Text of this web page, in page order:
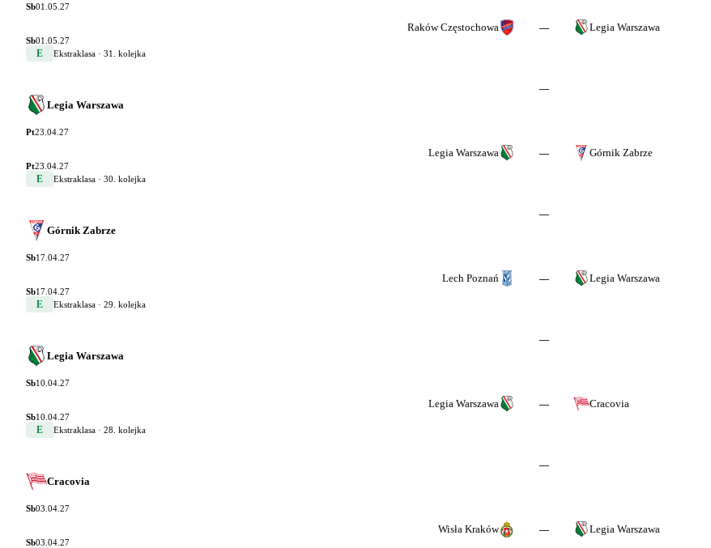
Sb01.05.27
Raków Częstochowa — Legia Warszawa
Sb01.05.27
E Ekstraklasa · 31. kolejka
—
Legia Warszawa
Pt23.04.27
Legia Warszawa — Górnik Zabrze
Pt23.04.27
E Ekstraklasa · 30. kolejka
—
Górnik Zabrze
Sb17.04.27
Lech Poznań — Legia Warszawa
Sb17.04.27
E Ekstraklasa · 29. kolejka
—
Legia Warszawa
Sb10.04.27
Legia Warszawa — Cracovia
Sb10.04.27
E Ekstraklasa · 28. kolejka
—
Cracovia
Sb03.04.27
Wisła Kraków — Legia Warszawa
Sb03.04.27